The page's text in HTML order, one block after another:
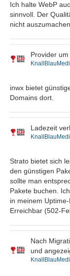
Ich halte WebP
sinnvoll. Der
nicht auszumachen.
Provider
inwx bietet
Domains dort.
Ladezeit
Strato bietet sich
den günstigen
sollte man
Pakete buchen.
in meinem
Erreichbar (502-
Nach
und